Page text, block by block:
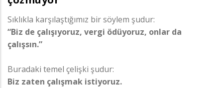
Sıklıkla karşılaştığımız bir söylem şudur:
“Biz de çalışıyoruz, vergi ödüyoruz, onlar da
çalışsın.”
Buradaki temel çelişki şudur:
Biz zaten çalışmak istiyoruz.